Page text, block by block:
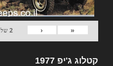
«
‹
2של
קטלוג ג'יפ 1977